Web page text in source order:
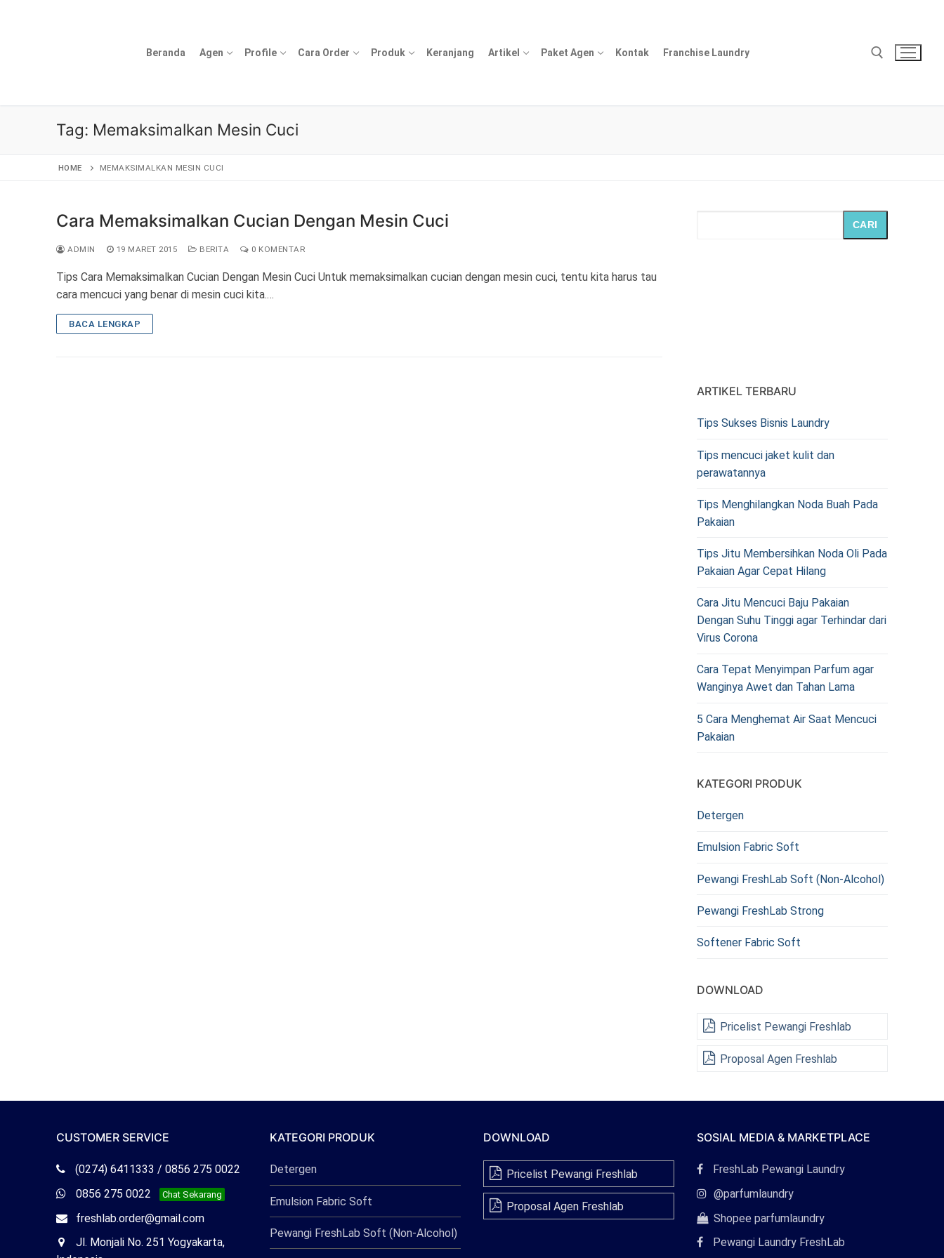
Beranda Agen Profile Cara Order Produk Keranjang Artikel Paket Agen Kontak Franchise Laundry
Tag: Memaksimalkan Mesin Cuci
HOME MEMAKSIMALKAN MESIN CUCI
Cara Memaksimalkan Cucian Dengan Mesin Cuci
ADMIN 19 MARET 2015 BERITA 0 KOMENTAR
Tips Cara Memaksimalkan Cucian Dengan Mesin Cuci Untuk memaksimalkan cucian dengan mesin cuci, tentu kita harus tau
cara mencuci yang benar di mesin cuci kita.…
BACA LENGKAP
CARI
ARTIKEL TERBARU
Tips Sukses Bisnis Laundry
Tips mencuci jaket kulit dan
perawatannya
Tips Menghilangkan Noda Buah Pada
Pakaian
Tips Jitu Membersihkan Noda Oli Pada
Pakaian Agar Cepat Hilang
Cara Jitu Mencuci Baju Pakaian
Dengan Suhu Tinggi agar Terhindar dari
Virus Corona
Cara Tepat Menyimpan Parfum agar
Wanginya Awet dan Tahan Lama
5 Cara Menghemat Air Saat Mencuci
Pakaian
KATEGORI PRODUK
Detergen
Emulsion Fabric Soft
Pewangi FreshLab Soft (Non-Alcohol)
Pewangi FreshLab Strong
Softener Fabric Soft
DOWNLOAD
Pricelist Pewangi Freshlab
Proposal Agen Freshlab
CUSTOMER SERVICE
Telepon
Freshlab
(0274) 6411333 / 0856 275 0022
Whatsapp
Freshlab
0856 275 0022 Chat Sekarang
Email
Freshlab
freshlab.order@gmail.com
OfficeJl. Monjali No. 251 Yogyakarta,
KATEGORI PRODUK
Detergen
Emulsion Fabric Soft
Pewangi FreshLab Soft (Non-Alcohol)
DOWNLOAD
Pricelist Pewangi Freshlab
Proposal Agen Freshlab
SOSIAL MEDIA & MARKETPLACE
Tautan
Facebook
FreshLab Pewangi Laundry
Tautan
Instagram
@parfumlaundry
Tautan
Shopee
Shopee parfumlaundry
Pewangi Laundry FreshLab